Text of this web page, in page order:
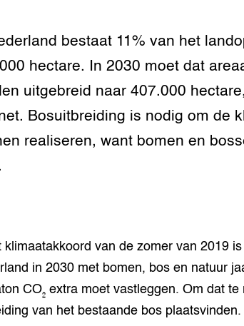
grond en infra
Pigs
Digitalisering &
welbevinden en
genetische
diversiteit
bestaat 11% van het
hectare. In 2030 moet dat
uitgebreid naar 407.000
Bosuitbreiding is nodig om de
realiseren, want bomen en
klimaatakkoord van de zomer van 2019
in 2030 met bomen, bos en natuur
CO₂ extra moet vastleggen. Om dat
van het bestaande bos